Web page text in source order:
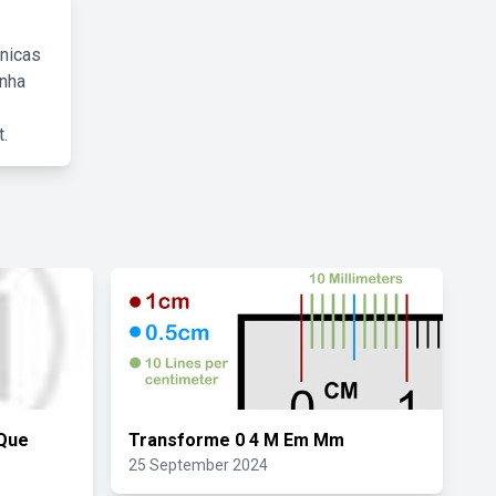
Transforme 0 4 M Em Mm
25 September 2024